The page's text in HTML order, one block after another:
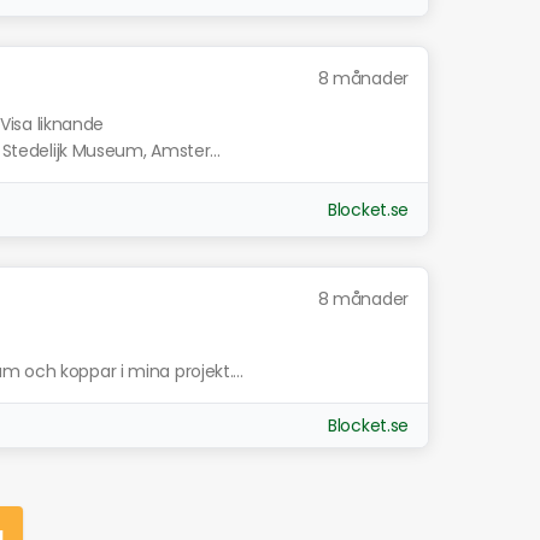
8 månader
Visa liknande
Museum, Amster...
Blocket.se
8 månader
och koppar i mina projekt....
Blocket.se